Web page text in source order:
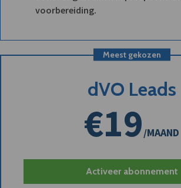
voorbereiding.
Meest gekozen
dVO Leads
€19/MAAND
Activeer abonnement